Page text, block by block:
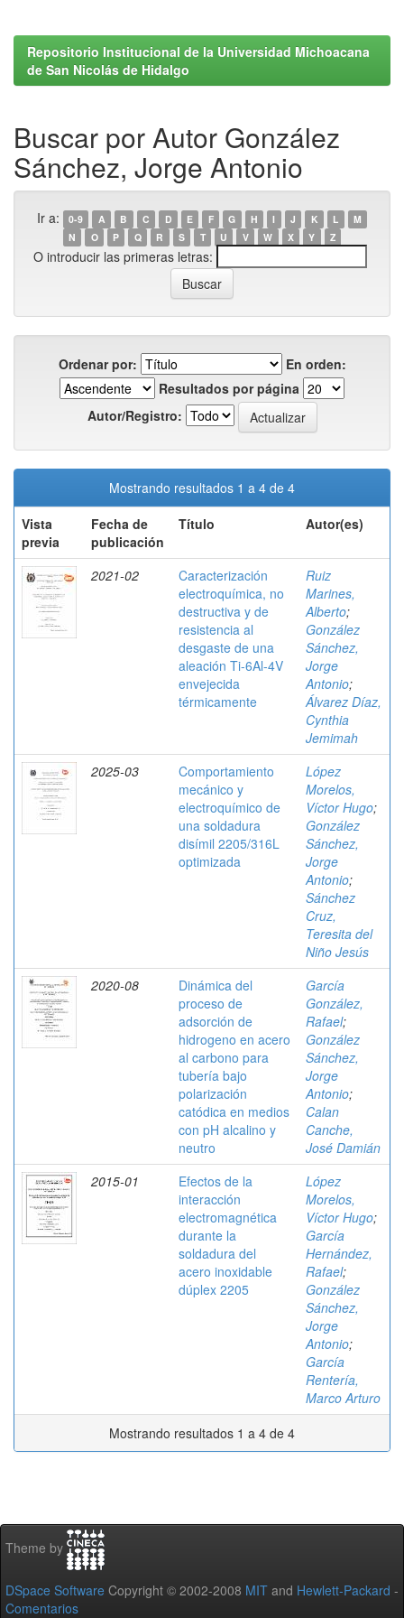
Repositorio Institucional de la Universidad Michoacana
de San Nicolás de Hidalgo
Buscar por Autor González
Sánchez, Jorge Antonio
Ir a: 0-9 A B C D E F G H I J K L
M
N
O P Q R S T U V W X Y Z
O introducir las primeras letras:
Ordenar por:
En orden:
Resultados por página
Autor/Registro:
Mostrando resultados 1 a 4 de 4
Vista
previa
Fecha de
publicación
Título Autor(es)
2021-02
Caracterización
electroquímica, no
destructiva y de
resistencia al
desgaste de una
aleación Ti-6Al-4V
envejecida
térmicamente
Ruiz
Marines,
Alberto;
González
Sánchez,
Jorge
Antonio;
Álvarez Díaz,
Cynthia
Jemimah
2025-03
Comportamiento
mecánico y
electroquímico de
una soldadura
disímil 2205/316L
optimizada
López
Morelos,
Víctor Hugo;
González
Sánchez,
Jorge
Antonio;
Sánchez
Cruz,
Teresita del
Niño Jesús
2020-08
Dinámica del
proceso de
adsorción de
hidrogeno en acero
al carbono para
tubería bajo
polarización
catódica en medios
con pH alcalino y
neutro
García
González,
Rafael;
González
Sánchez,
Jorge
Antonio;
Calan
Canche,
José Damián
2015-01
Efectos de la
interacción
electromagnética
durante la
soldadura del
acero inoxidable
dúplex 2205
López
Morelos,
Víctor Hugo;
García
Hernández,
Rafael;
González
Sánchez,
Jorge
Antonio;
García
Rentería,
Marco Arturo
Mostrando resultados 1 a 4 de 4
Theme by
DSpace Software Copyright © 2002-2008 MIT and Hewlett-Packard -
Comentarios